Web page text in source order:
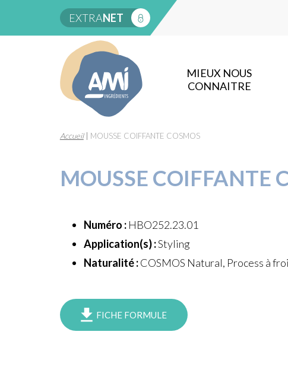
EXTRANET
MIEUX NOUS
CONNAITRE
Accueil| MOUSSE COIFFANTE COSMOS
MOUSSE COIFFANTE
Numéro :HBO252.23.01
Application(s) :Styling
Naturalité :COSMOS Natural, Process à
FICHE FORMULE